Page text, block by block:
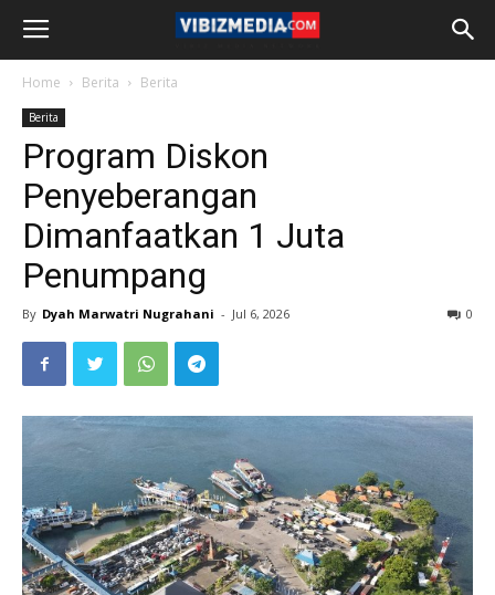
Home Berita Berita
Berita
Program Diskon
Penyeberangan
Dimanfaatkan 1 Juta
Penumpang
By Dyah Marwatri Nugrahani - Jul 6, 2026 0